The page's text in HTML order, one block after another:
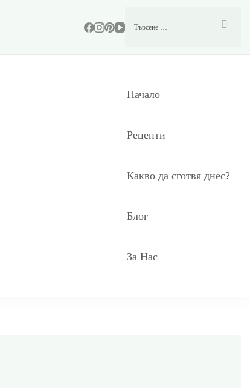
Начало
Рецепти
Какво да сготвя днес?
Блог
За Нас